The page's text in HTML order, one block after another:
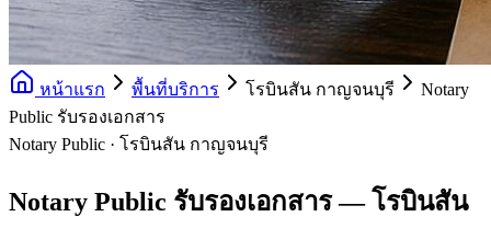
หน้าแรก พื้นที่บริการ โรบินสัน กาญจนบุรี
Notary
Public รับรองเอกสาร
Notary Public · โรบินสัน กาญจนบุรี
Notary Public รับรองเอกสาร — โรบินสัน